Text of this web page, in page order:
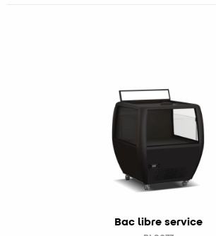
Bac libre service